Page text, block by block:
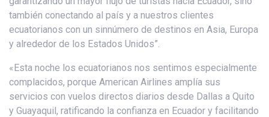
también conectando al país y a nuestros clientes
ecuatorianos con un sinnúmero de destinos en Asia, Europa
y alrededor de los Estados Unidos”.
«Esta noche los ecuatorianos nos sentimos especialmente
complacidos, porque American Airlines amplía sus
servicios con vuelos directos diarios desde Dallas a Quito
y Guayaquil, ratificando la confianza en Ecuador y facilitando